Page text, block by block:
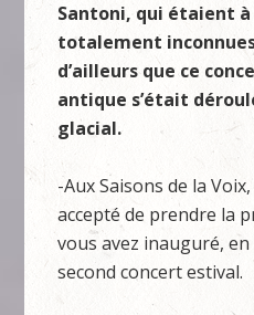
Santoni, qui étaient à
totalement
d’ailleurs que ce
antique s’était
glacial.
-Aux Saisons de la
accepté de prendre la
vous avez inauguré,
second concert estival.